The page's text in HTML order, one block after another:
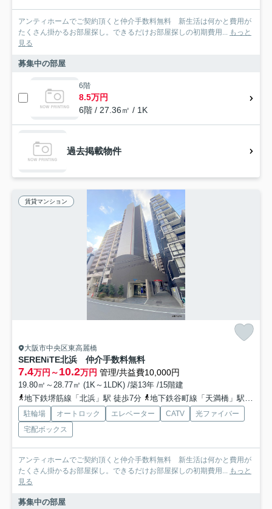
アンティホームでご契約頂くと仲介手数料無料 新生活は何かと費用が
たくさん掛かるお部屋探し。できるだけお部屋探しの初期費用...
もっと
見る
募集中の部屋
6階
8.5万円
6階 / 27.36㎡ / 1K
過去掲載物件
賃貸マンション
大阪市中央区東高麗橋
SERENiTE北浜 仲介手数料無料
7.4万円～10.2万円 管理/共益費10,000円
19.80㎡～28.77㎡ (1K～1LDK) /築13年 /15階建
地下鉄堺筋線「北浜」駅 徒歩7分
地下鉄谷町線「天満橋」駅 徒歩10分
駐輪場 オートロック エレベーター CATV
光ファイバー
宅配ボックス
アンティホームでご契約頂くと仲介手数料無料 新生活は何かと費用が
たくさん掛かるお部屋探し。できるだけお部屋探しの初期費用...
もっと
見る
募集中の部屋